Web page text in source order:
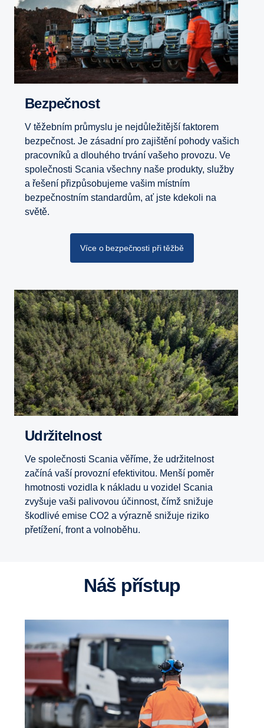
Bezpečnost
V těžebním průmyslu je nejdůležitější faktorem
bezpečnost. Je zásadní pro zajištění pohody vašich
pracovníků a dlouhého trvání vašeho provozu. Ve
společnosti Scania všechny naše produkty, služby
a řešení přizpůsobujeme vašim místním
bezpečnostním standardům, ať jste kdekoli na
světě.
Více o bezpečnosti při těžbě
Udržitelnost
Ve společnosti Scania věříme, že udržitelnost
začíná vaší provozní efektivitou. Menší poměr
hmotnosti vozidla k nákladu u vozidel Scania
zvyšuje vaši palivovou účinnost, čímž snižuje
škodlivé emise CO2 a výrazně snižuje riziko
přetížení, front a volnoběhu.
Náš přístup